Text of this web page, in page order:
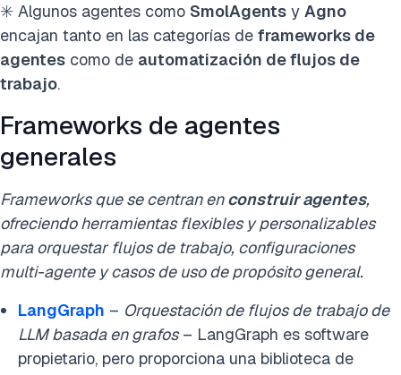
✳️ Algunos agentes como SmolAgents y Agno
encajan tanto en las categorías de frameworks de
agentes como de automatización de flujos de
trabajo.
Frameworks de agentes
generales
Frameworks que se centran enconstruir agentes,
ofreciendo herramientas flexibles y personalizables
para orquestar flujos de trabajo, configuraciones
multi-agente y casos de uso de propósito general.
LangGraph – Orquestación de flujos de trabajo de
LLM basada en grafos– LangGraph es software
propietario, pero proporciona una biblioteca de